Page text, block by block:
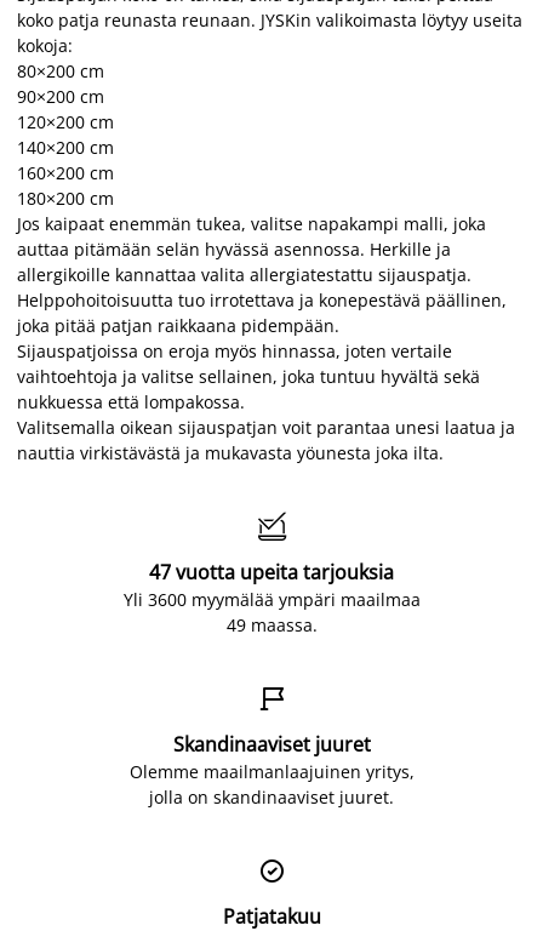
koko patja reunasta reunaan. JYSKin valikoimasta löytyy useita
kokoja:
80×200 cm
90×200 cm
120×200 cm
140×200 cm
160×200 cm
180×200 cm
Jos kaipaat enemmän tukea, valitse napakampi malli, joka
auttaa pitämään selän hyvässä asennossa. Herkille ja
allergikoille kannattaa valita allergiatestattu sijauspatja.
Helppohoitoisuutta tuo irrotettava ja konepestävä päällinen,
joka pitää patjan raikkaana pidempään.
Sijauspatjoissa on eroja myös hinnassa, joten vertaile
vaihtoehtoja ja valitse sellainen, joka tuntuu hyvältä sekä
nukkuessa että lompakossa.
Valitsemalla oikean sijauspatjan voit parantaa unesi laatua ja
nauttia virkistävästä ja mukavasta yöunesta joka ilta.

47 vuotta upeita tarjouksia
Yli 3600 myymälää ympäri maailmaa
49 maassa.

Skandinaaviset juuret
Olemme maailmanlaajuinen yritys,
jolla on skandinaaviset juuret.

Patjatakuu